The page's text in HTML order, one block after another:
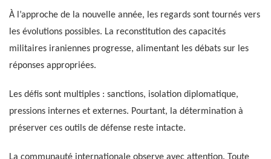
À l’approche de la nouvelle année, les regards sont tournés vers
les évolutions possibles. La reconstitution des capacités
militaires iraniennes progresse, alimentant les débats sur les
réponses appropriées.
Les défis sont multiples : sanctions, isolation diplomatique,
pressions internes et externes. Pourtant, la détermination à
préserver ces outils de défense reste intacte.
La communauté internationale observe avec attention. Toute